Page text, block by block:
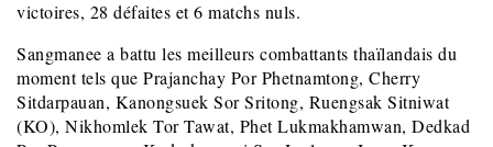
victoires, 28 défaites et 6 matchs nuls.
Sangmanee a battu les meilleurs combattants thaïlandais du
moment tels que Prajanchay Por Phetnamtong, Cherry
Sitdarpauan, Kanongsuek Sor Sritong, Ruengsak Sitniwat
(KO), Nikhomlek Tor Tawat, Phet Lukmakhamwan, Dedkad